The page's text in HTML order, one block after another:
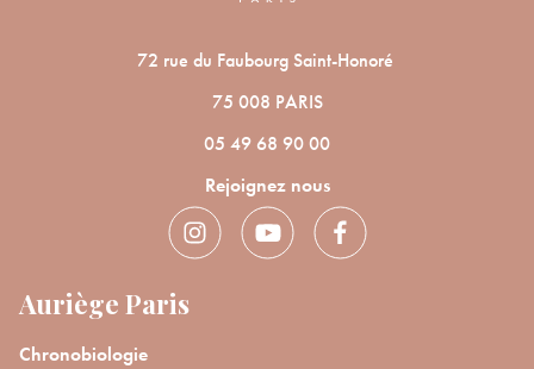
72 rue du Faubourg Saint-Honoré
75 008 PARIS
05 49 68 90 00
Rejoignez nous
Auriège Paris
Chronobiologie